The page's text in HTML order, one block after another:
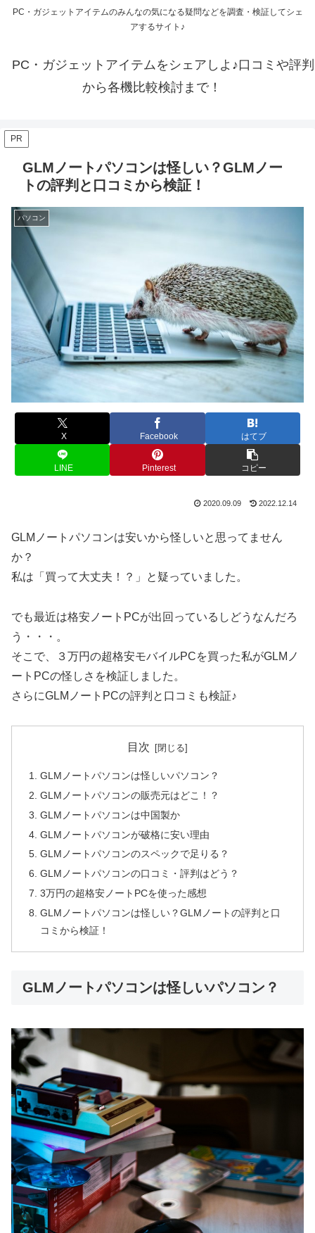
PC・ガジェットアイテムのみんなの気になる疑問などを調査・検証してシェ
アするサイト♪
PC・ガジェットアイテムをシェアしよ♪口コミや評判
から各機比較検討まで！
PR
GLMノートパソコンは怪しい？GLMノー
トの評判と口コミから検証！
パソコン
X Facebook はてブ
LINE Pinterest コピー
2020.09.09 2022.12.14
GLMノートパソコンは安いから怪しいと思ってません
か？
私は「買って大丈夫！？」と疑っていました。
でも最近は格安ノートPCが出回っているしどうなんだろ
う・・・。
そこで、３万円の超格安モバイルPCを買った私がGLMノ
ートPCの怪しさを検証しました。
さらにGLMノートPCの評判と口コミも検証♪
目次
GLMノートパソコンは怪しいパソコン？
GLMノートパソコンの販売元はどこ！？
GLMノートパソコンは中国製か
GLMノートパソコンが破格に安い理由
GLMノートパソコンのスペックで足りる？
GLMノートパソコンの口コミ・評判はどう？
3万円の超格安ノートPCを使った感想
GLMノートパソコンは怪しい？GLMノートの評判と口
コミから検証！
GLMノートパソコンは怪しいパソコン？